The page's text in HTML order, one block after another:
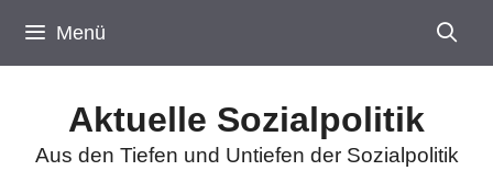
Inhalt
springen
Menü
Aktuelle Sozialpolitik
Aus den Tiefen und Untiefen der Sozialpolitik